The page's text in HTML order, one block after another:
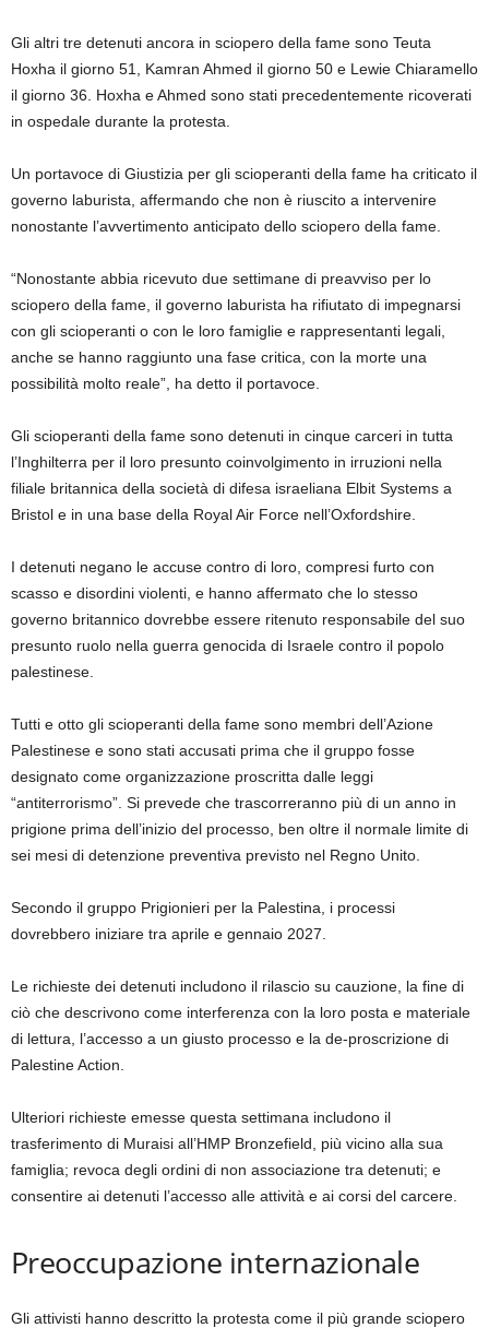
Gli altri tre detenuti ancora in sciopero della fame sono Teuta
Hoxha il giorno 51, Kamran Ahmed il giorno 50 e Lewie Chiaramello
il giorno 36. Hoxha e Ahmed sono stati precedentemente ricoverati
in ospedale durante la protesta.
Un portavoce di Giustizia per gli scioperanti della fame ha criticato il
governo laburista, affermando che non è riuscito a intervenire
nonostante l’avvertimento anticipato dello sciopero della fame.
“Nonostante abbia ricevuto due settimane di preavviso per lo
sciopero della fame, il governo laburista ha rifiutato di impegnarsi
con gli scioperanti o con le loro famiglie e rappresentanti legali,
anche se hanno raggiunto una fase critica, con la morte una
possibilità molto reale”, ha detto il portavoce.
Gli scioperanti della fame sono detenuti in cinque carceri in tutta
l’Inghilterra per il loro presunto coinvolgimento in irruzioni nella
filiale britannica della società di difesa israeliana Elbit Systems a
Bristol e in una base della Royal Air Force nell’Oxfordshire.
I detenuti negano le accuse contro di loro, compresi furto con
scasso e disordini violenti, e hanno affermato che lo stesso
governo britannico dovrebbe essere ritenuto responsabile del suo
presunto ruolo nella guerra genocida di Israele contro il popolo
palestinese.
Tutti e otto gli scioperanti della fame sono membri dell’Azione
Palestinese e sono stati accusati prima che il gruppo fosse
designato come organizzazione proscritta dalle leggi
“antiterrorismo”. Si prevede che trascorreranno più di un anno in
prigione prima dell’inizio del processo, ben oltre il normale limite di
sei mesi di detenzione preventiva previsto nel Regno Unito.
Secondo il gruppo Prigionieri per la Palestina, i processi
dovrebbero iniziare tra aprile e gennaio 2027.
Le richieste dei detenuti includono il rilascio su cauzione, la fine di
ciò che descrivono come interferenza con la loro posta e materiale
di lettura, l’accesso a un giusto processo e la de-proscrizione di
Palestine Action.
Ulteriori richieste emesse questa settimana includono il
trasferimento di Muraisi all’HMP Bronzefield, più vicino alla sua
famiglia; revoca degli ordini di non associazione tra detenuti; e
consentire ai detenuti l’accesso alle attività e ai corsi del carcere.
Preoccupazione internazionale
Gli attivisti hanno descritto la protesta come il più grande sciopero